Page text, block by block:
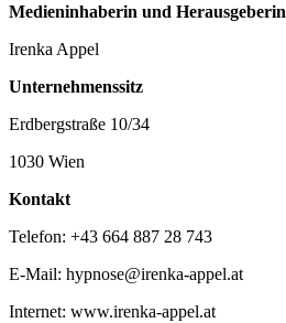
Medieninhaberin und Herausgeberin
Irenka Appel
Unternehmenssitz
Erdbergstraße 10/34
1030 Wien
Kontakt
Telefon: +43 664 887 28 743
E-Mail: hypnose@irenka-appel.at
Internet: www.irenka-appel.at